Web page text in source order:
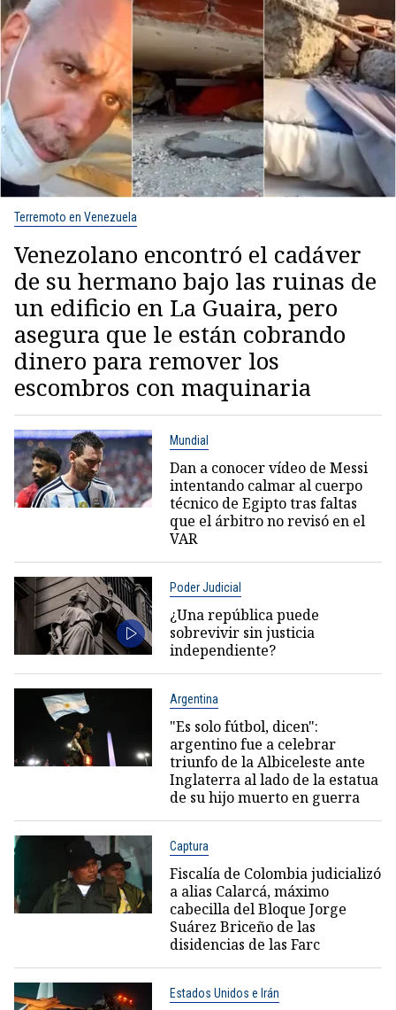
Terremoto en Venezuela
Venezolano encontró el cadáver
de su hermano bajo las ruinas de
un edificio en La Guaira, pero
asegura que le están cobrando
dinero para remover los
escombros con maquinaria
Mundial
Dan a conocer vídeo de Messi
intentando calmar al cuerpo
técnico de Egipto tras faltas
que el árbitro no revisó en el
VAR
Poder Judicial
¿Una república puede
sobrevivir sin justicia
independiente?
Argentina
"Es solo fútbol, dicen":
argentino fue a celebrar
triunfo de la Albiceleste ante
Inglaterra al lado de la estatua
de su hijo muerto en guerra
Captura
Fiscalía de Colombia judicializó
a alias Calarcá, máximo
cabecilla del Bloque Jorge
Suárez Briceño de las
disidencias de las Farc
Estados Unidos e Irán